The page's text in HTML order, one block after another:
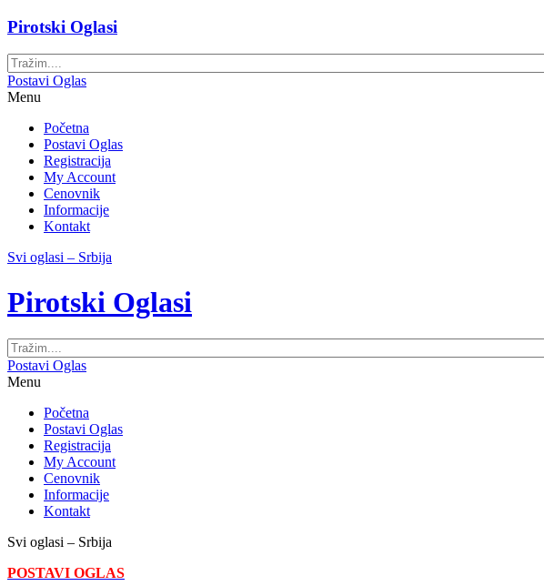
Pirotski Oglasi
Postavi Oglas
Menu
Početna
Postavi Oglas
Registracija
My Account
Cenovnik
Informacije
Kontakt
Svi oglasi – Srbija
Pirotski Oglasi
Postavi Oglas
Menu
Početna
Postavi Oglas
Registracija
My Account
Cenovnik
Informacije
Kontakt
Svi oglasi – Srbija
POSTAVI OGLAS